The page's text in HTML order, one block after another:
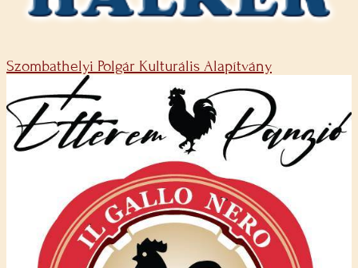
Szombathelyi Polgár Kulturális Alapítvány